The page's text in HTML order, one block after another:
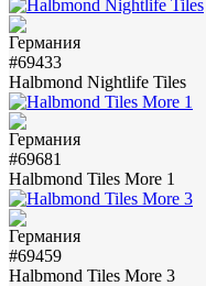
#69433
Halbmond Nightlife Tiles
#69681
Halbmond Tiles More 1
#69459
Halbmond Tiles More 3